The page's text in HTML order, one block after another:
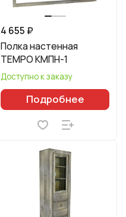
4 655 ₽
Полка настенная
TEMPO КМПН-1
Доступно к заказу
Подробнее